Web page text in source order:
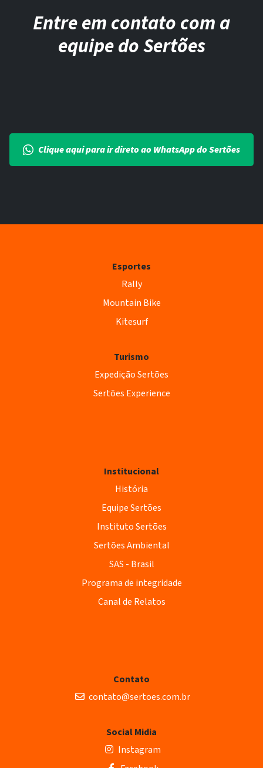
Entre em contato com a
equipe do Sertões
Clique aqui para ir direto ao WhatsApp do Sertões
Esportes
Rally
Mountain Bike
Kitesurf
Turismo
Expedição Sertões
Sertões Experience
Institucional
História
Equipe Sertões
Instituto Sertões
Sertões Ambiental
SAS - Brasil
Programa de integridade
Canal de Relatos
Contato
contato@sertoes.com.br
Social Midia
Instagram